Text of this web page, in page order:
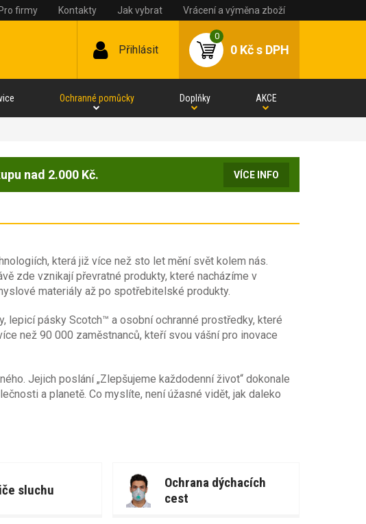
Pro firmy Kontakty Jak vybrat Vrácení a výměna zboží
Přihlásit
0
0 Kčs DPH
Ochranné pomůcky Doplňky AKCE
nad 2.000 Kč. VÍCE INFO
která již více než sto let mění svět kolem nás.
zde vznikají převratné produkty, které nacházíme v
materiály až po spotřebitelské produkty.
pásky Scotch™ a osobní ochranné prostředky, které
než 90 000 zaměstnanců, kteří svou vášní pro inovace
Jejich poslání „Zlepšujeme každodenní život“ dokonale
a planetě. Co myslíte, není úžasné vidět, jak daleko
sluchu
Ochrana dýchacích
cest